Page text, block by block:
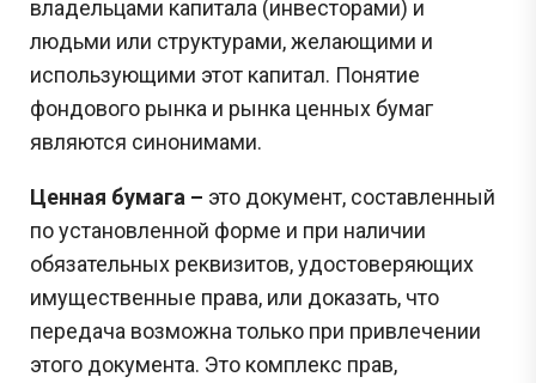
владельцами капитала (инвесторами) и
людьми или структурами, желающими и
использующими этот капитал. Понятие
фондового рынка и рынка ценных бумаг
являются синонимами.
Ценная бумага – это документ, составленный
по установленной форме и при наличии
обязательных реквизитов, удостоверяющих
имущественные права, или доказать, что
передача возможна только при привлечении
этого документа. Это комплекс прав,